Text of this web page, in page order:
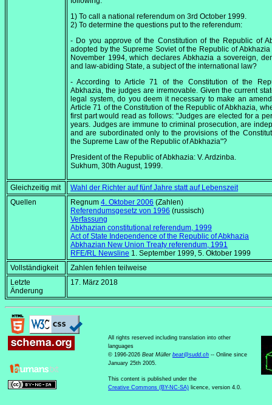
1) To call a national referendum on 3rd October 1999.
2) To determine the questions put to the referendum:
- Do you approve of the Constitution of the Republic of
adopted by the Supreme Soviet of the Republic of Abkhazia
November 1994, which declares Abkhazia a sovereign,
and law-abiding State, a subject of the international law?
- According to Article 71 of the Constitution of the
Abkhazia, the judges are irremovable. Given the current
legal system, do you deem it necessary to make an
Article 71 of the Constitution of the Republic of Abkhazia,
first part would read as follows: "Judges are elected for a
years. Judges are immune to criminal prosecution, are
and are subordinated only to the provisions of the
the Supreme Law of the Republic of Abkhazia"?
President of the Republic of Abkhazia: V. Ardzinba.
Sukhum, 30th August, 1999.
Gleichzeitig mit
Wahl der Richter auf fünf Jahre statt auf Lebenszeit
Quellen
Regnum 4. Oktober 2006 (Zahlen)
Referendumsgesetz von 1996 (russisch)
Verfassung
Abkhazian constitutional referendum, 1999
Act of State Independence of the Republic of Abkhazia
Abkhazian New Union Treaty referendum, 1991
RFE/RL Newsline 1. September 1999, 5. Oktober 1999
Vollständigkeit
Zahlen fehlen teilweise
Letzte
Änderung
17. März 2018
All rights reserved including translation into other
languages
© 1996-2026 Beat Müller beat@sudd.ch -- Online since
January 25th 2005.
This content is published under the
Creative Commons (BY-NC-SA) licence, version 4.0.